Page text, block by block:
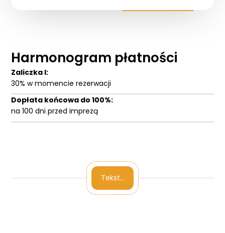
Harmonogram płatności
Zaliczka I:
30% w momencie rezerwacji
Dopłata końcowa do 100%:
na 100 dni przed imprezą
Tekst…